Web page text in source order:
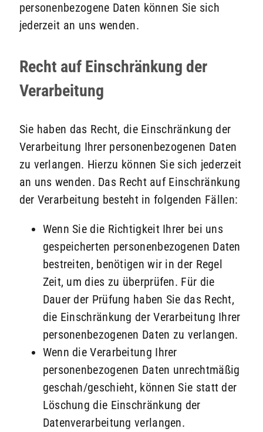
personenbezogene Daten können Sie sich
jederzeit an uns wenden.
Recht auf Einschränkung der
Verarbeitung
Sie haben das Recht, die Einschränkung der
Verarbeitung Ihrer personenbezogenen Daten
zu verlangen. Hierzu können Sie sich jederzeit
an uns wenden. Das Recht auf Einschränkung
der Verarbeitung besteht in folgenden Fällen:
Wenn Sie die Richtigkeit Ihrer bei uns
gespeicherten personenbezogenen Daten
bestreiten, benötigen wir in der Regel
Zeit, um dies zu überprüfen. Für die
Dauer der Prüfung haben Sie das Recht,
die Einschränkung der Verarbeitung Ihrer
personenbezogenen Daten zu verlangen.
Wenn die Verarbeitung Ihrer
personenbezogenen Daten unrechtmäßig
geschah/geschieht, können Sie statt der
Löschung die Einschränkung der
Datenverarbeitung verlangen.